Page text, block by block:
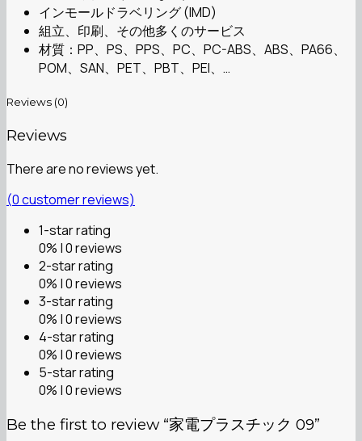
インモールドラベリング (IMD)
組立、印刷、その他多くのサービス
材質：PP、PS、PPS、PC、PC-ABS、ABS、PA66、
POM、SAN、PET、PBT、PEI、…
Reviews (0)
Reviews
There are no reviews yet.
(0customer reviews)
1-star rating
0% | 0 reviews
2-star rating
0% | 0 reviews
3-star rating
0% | 0 reviews
4-star rating
0% | 0 reviews
5-star rating
0% | 0 reviews
Be the first to review “家電プラスチック 09”